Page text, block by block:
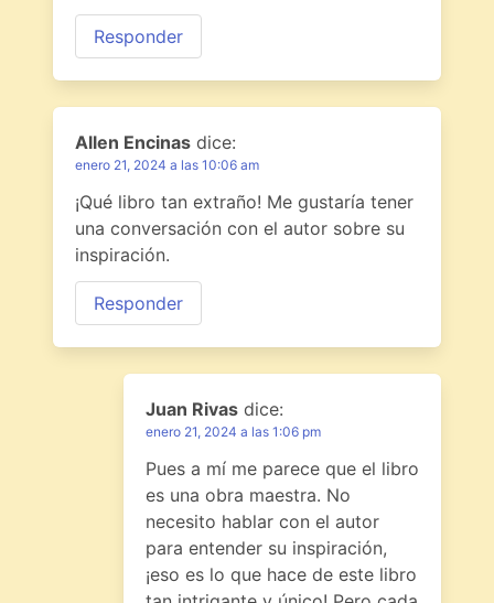
Responder
Allen Encinas dice:
enero 21, 2024 a las 10:06 am
¡Qué libro tan extraño! Me gustaría tener
una conversación con el autor sobre su
inspiración.
Responder
Juan Rivas dice:
enero 21, 2024 a las 1:06 pm
Pues a mí me parece que el libro
es una obra maestra. No
necesito hablar con el autor
para entender su inspiración,
¡eso es lo que hace de este libro